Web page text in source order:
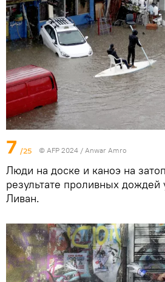
7 /25 © AFP 2024 / Anwar Amro
Люди на доске и каноэ на
результате проливных дождей
Ливан.